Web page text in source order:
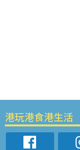
港玩港食港生活